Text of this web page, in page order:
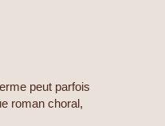
peut parfois
roman choral,